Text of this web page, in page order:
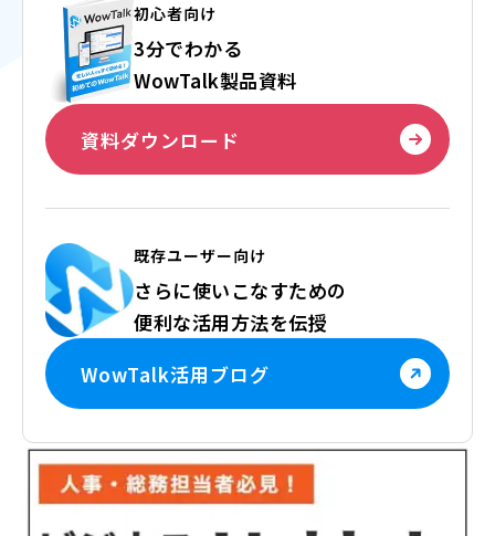
初心者向け
3分でわかる
WowTalk製品資料
資料ダウンロード
既存ユーザー向け
さらに使いこなすための
便利な活用方法を伝授
WowTalk活用ブログ